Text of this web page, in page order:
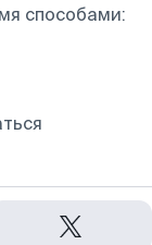
способами: